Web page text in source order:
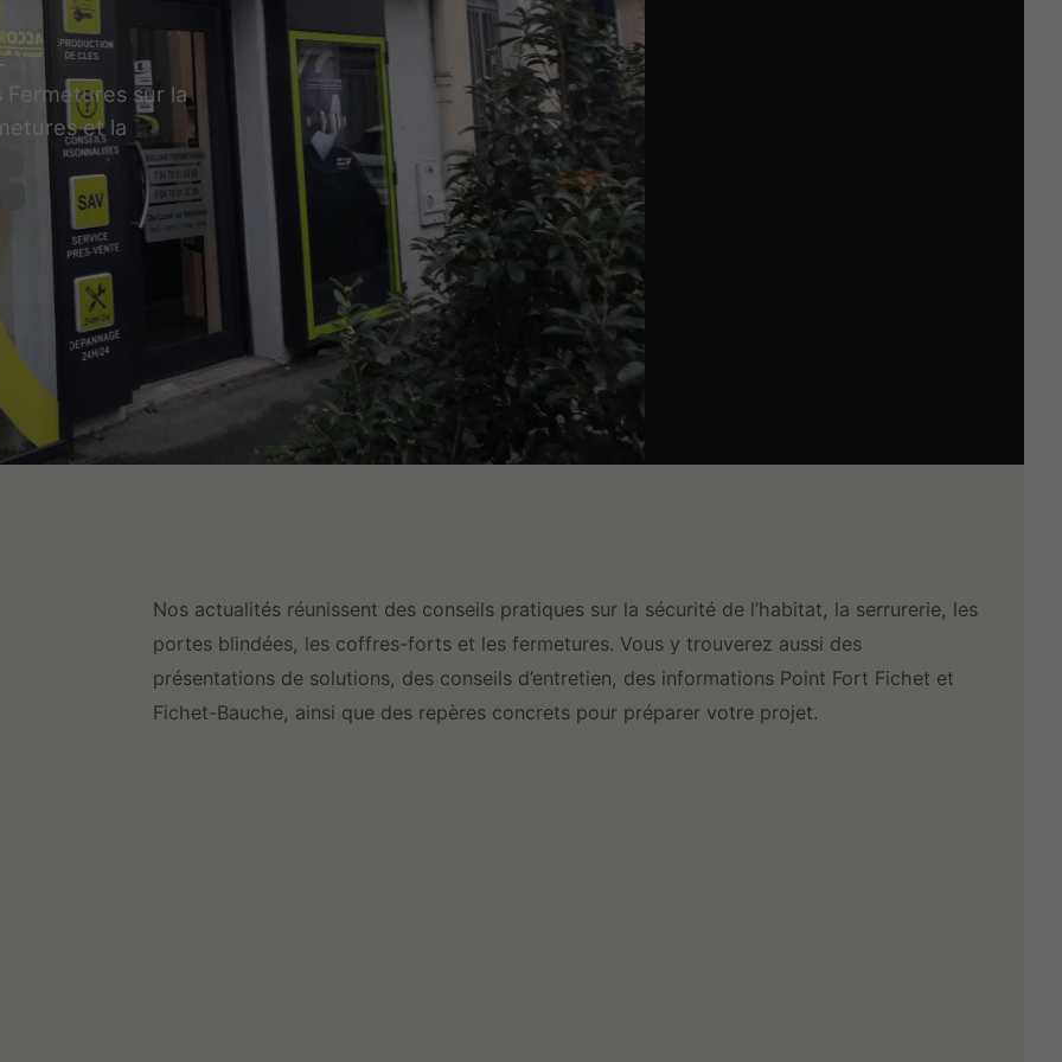
Fermetures sur la
et la
Nos actualités réunissent des conseils pratiques sur la sécurité de l’habitat, la serrurerie, les
portes blindées, les coffres-forts et les fermetures. Vous y trouverez aussi des
présentations de solutions, des conseils d’entretien, des informations Point Fort Fichet et
Fichet-Bauche, ainsi que des repères concrets pour préparer votre projet.